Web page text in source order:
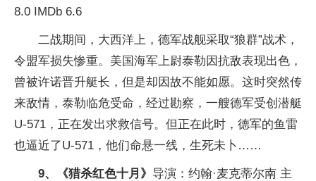
8.0 IMDb 6.6
二战期间，大西洋上，德军战舰采取“狼群”战术，
令盟军损失惨重。美国海军上尉泰勒因抗敌表现出色，
曾被许诺晋升艇长，但是却因故不能如愿。这时突然传
来敌情，泰勒临危受命，经过勘察，一艘德军受创潜艇
U-571，正在发出求救信号。但正在此时，德军的鱼雷
也逼近了U-571，他们命悬一线，生死未卜……
9、《猎杀红色十月》 导演：约翰·麦克蒂尔南 主